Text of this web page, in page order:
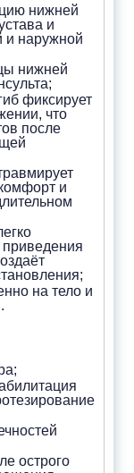
нижней
и
и наружной
нижней
фиксирует
что
после
и
приведения
на тело и
острого